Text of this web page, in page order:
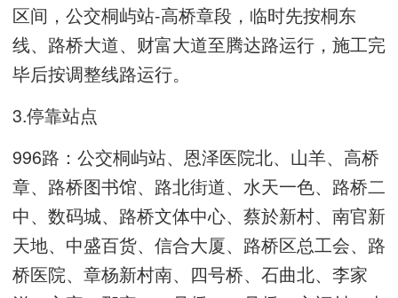
区间，公交桐屿站-高桥章段，临时先按桐东
线、路桥大道、财富大道至腾达路运行，施工完
毕后按调整线路运行。
3.停靠站点
996路：公交桐屿站、恩泽医院北、山羊、高桥
章、路桥图书馆、路北街道、水天一色、路桥二
中、数码城、路桥文体中心、蔡於新村、南官新
天地、中盛百货、信合大厦、路桥区总工会、路
桥医院、章杨新村南、四号桥、石曲北、李家